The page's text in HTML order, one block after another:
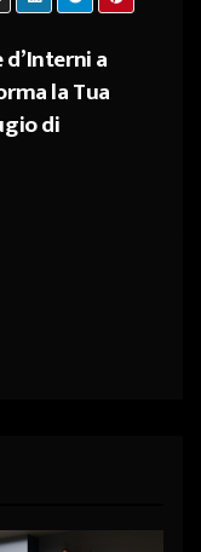
a
la Tua
di